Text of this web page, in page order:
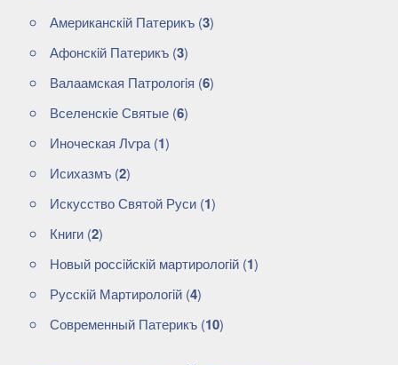
Американскiй Патерикъ(3)
Афонскiй Патерикъ(3)
Валаамская Патрологiя (6)
Вселенскiе Святые(6)
Иноческая Лѵра(1)
Исихазмъ(2)
Искусство Святой Руси(1)
Книги(2)
Новый россiйскiй мартирологiй(1)
Русскiй Мартирологiй(4)
Современный Патерикъ(10)